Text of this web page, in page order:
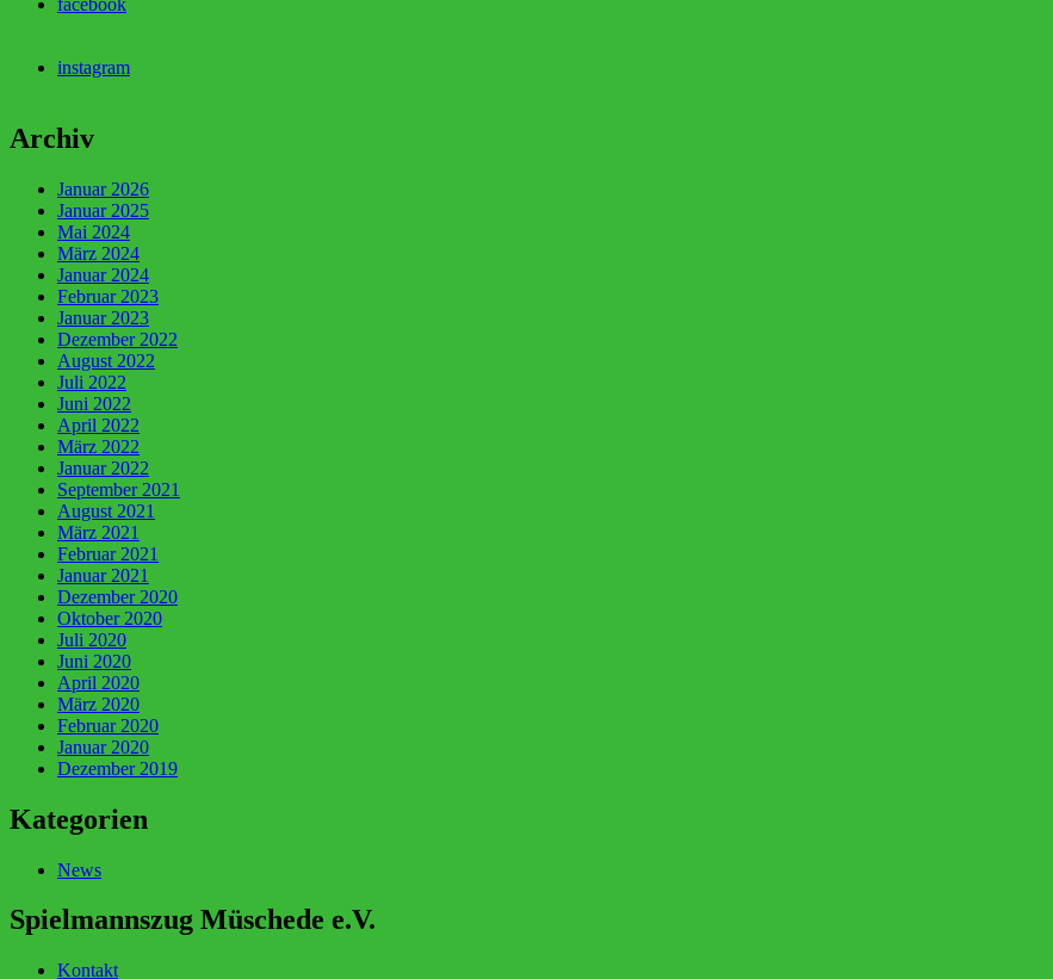
instagram
Archiv
Januar 2026
Januar 2025
Mai 2024
März 2024
Januar 2024
Februar 2023
Januar 2023
Dezember 2022
August 2022
Juli 2022
Juni 2022
April 2022
März 2022
Januar 2022
September 2021
August 2021
März 2021
Februar 2021
Januar 2021
Dezember 2020
Oktober 2020
Juli 2020
Juni 2020
April 2020
März 2020
Februar 2020
Januar 2020
Dezember 2019
Kategorien
News
Spielmannszug Müschede e.V.
Kontakt